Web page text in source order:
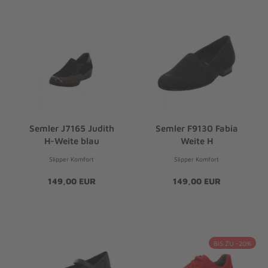
Semler J7165 Judith
H-Weite blau
Slipper Komfort
149,00 EUR
Semler F9130 Fabia
Weite H
Slipper Komfort
149,00 EUR
BIS ZU -20%